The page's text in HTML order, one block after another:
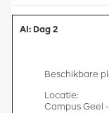
AI: Dag 2
Beschikbare
Locatie:
Campus Geel